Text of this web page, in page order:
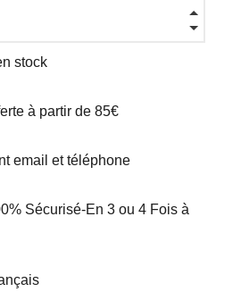
stock
à partir de 85€
email et téléphone
Sécurisé-En 3 ou 4 Fois à